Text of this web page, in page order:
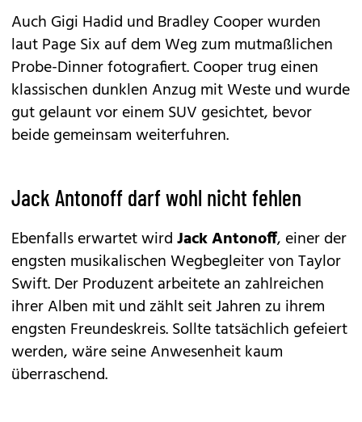
Auch Gigi Hadid und Bradley Cooper wurden
laut Page Six auf dem Weg zum mutmaßlichen
Probe-Dinner fotografiert. Cooper trug einen
klassischen dunklen Anzug mit Weste und wurde
gut gelaunt vor einem SUV gesichtet, bevor
beide gemeinsam weiterfuhren.
Jack Antonoff darf wohl nicht fehlen
Ebenfalls erwartet wirdJack Antonoff, einer der
engsten musikalischen Wegbegleiter von Taylor
Swift. Der Produzent arbeitete an zahlreichen
ihrer Alben mit und zählt seit Jahren zu ihrem
engsten Freundeskreis. Sollte tatsächlich gefeiert
werden, wäre seine Anwesenheit kaum
überraschend.